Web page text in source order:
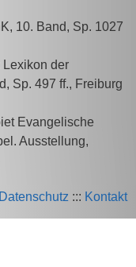
10. Band, Sp. 1027
Lexikon der
Sp. 497 ff., Freiburg
Evangelische
Ausstellung,
Datenschutz ::: Kontakt